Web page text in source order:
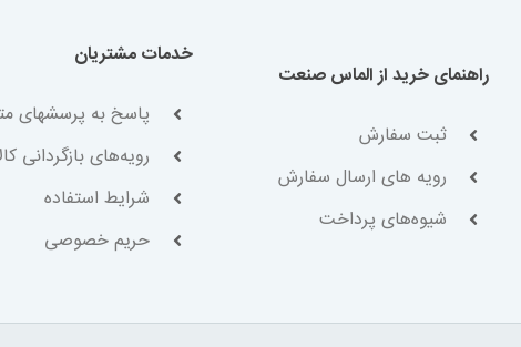
راهنمای خرید از الماس صنعت
ثبت سفارش
رویه های ارسال سفارش
شیوه‌های پرداخت
خدمات مشتریان
پاسخ به پرسشهای
رویه‌های بازگردانی
شرایط استفاده
حریم خصوصی